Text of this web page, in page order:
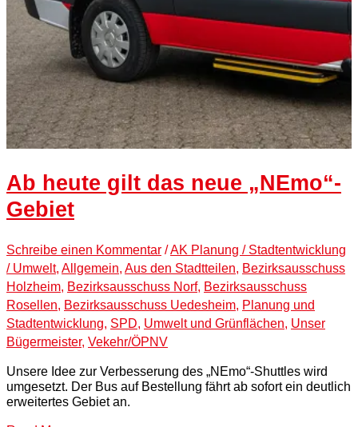
Ab heute gilt das neue „NEmo“-
Gebiet
Schreibe einen Kommentar /AK Planung / Stadtentwicklung
/ Umwelt, Allgemein, Aus den Stadtteilen, Bezirksausschuss
Holzheim, Bezirksausschuss Norf, Bezirksausschuss
Rosellen, Bezirksausschuss Uedesheim, Planung und
Stadtentwicklung, SPD, Umwelt und Grünflächen, Unser
Bügermeister, Vekehr/ÖPNV
Unsere Idee zur Verbesserung des „NEmo“-Shuttles wird
umgesetzt. Der Bus auf Bestellung fährt ab sofort ein deutlich
erweitertes Gebiet an.